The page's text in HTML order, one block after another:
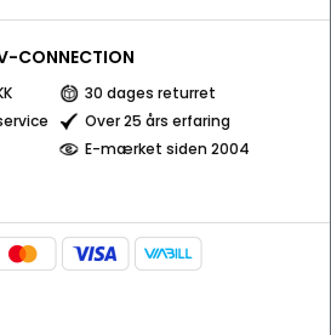
CONNECTION
30 dages returret
Over 25 års erfaring
E-mærket siden 2004